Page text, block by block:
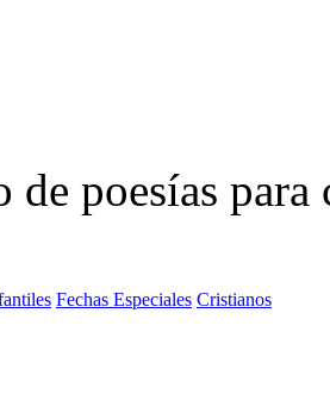
poesías
Fechas Especiales Cristianos